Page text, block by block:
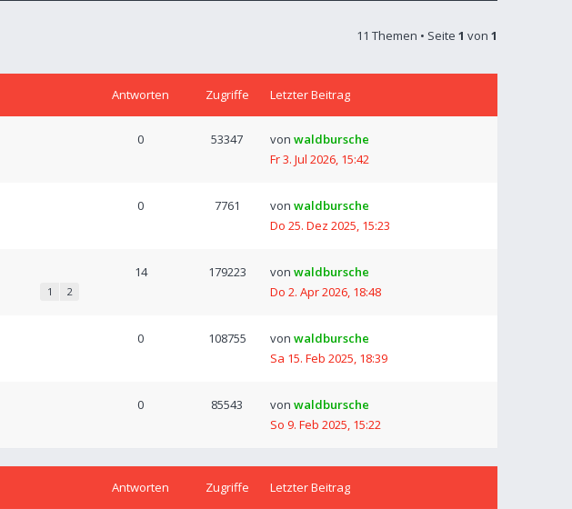
11 Themen • Seite 1 von 1
Antworten Zugriffe Letzter Beitrag
0 53347 von waldbursche
Fr 3. Jul 2026, 15:42
0 7761 von waldbursche
Do 25. Dez 2025, 15:23
1 2
14 179223 von waldbursche
Do 2. Apr 2026, 18:48
0 108755 von waldbursche
Sa 15. Feb 2025, 18:39
0 85543 von waldbursche
So 9. Feb 2025, 15:22
Antworten Zugriffe Letzter Beitrag